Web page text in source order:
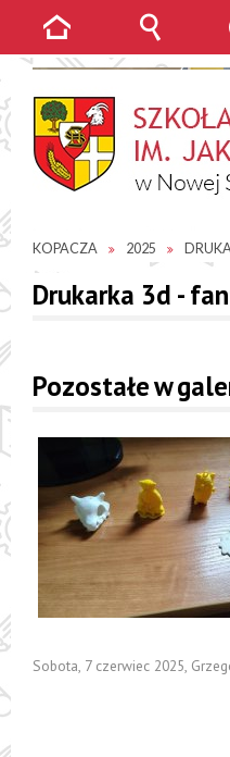
KOPACZA
2025
Drukarka 3d -
Pozostałe w
Sobota, 7 czerwiec 2025
Strona
główna